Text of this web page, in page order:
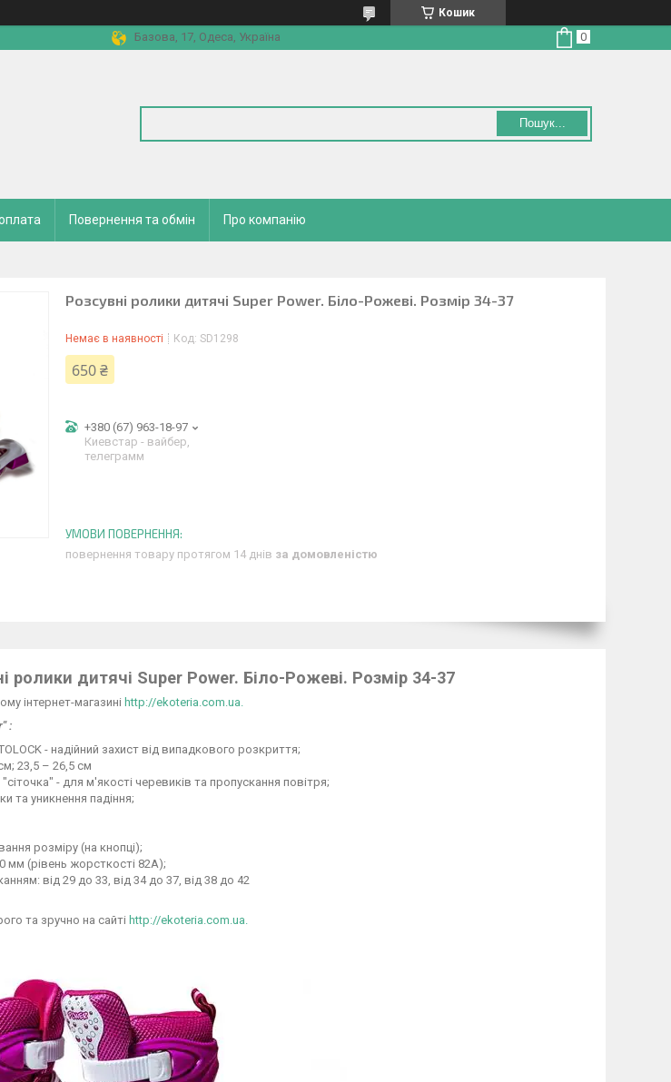
Кошик
Базова, 17, Одеса, Україна
Пошук...
Повернення та обмін Про компанію
Розсувні ролики дитячі Super Power. Біло-Рожеві. Розмір 34-37
Немає в наявності Код: SD1298
650 ₴
+380 (67) 963-18-97
Киевстар - вайбер,
телеграмм
повернення товару протягом 14 днів за домовленістю
ролики дитячі Super Power. Біло-Рожеві. Розмір 34-37
інтернет-магазині http://ekoteria.com.ua.
:
- надійний захист від випадкового розкриття;
23,5 – 26,5 см
- для м'якості черевиків та пропускання повітря;
та уникнення падіння;
розміру (на кнопці);
мм (рівень жорсткості 82А);
від 29 до 33, від 34 до 37, від 38 до 42
та зручно на сайті http://ekoteria.com.ua.